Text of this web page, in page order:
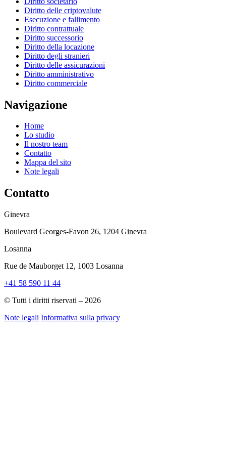
Diritto delle criptovalute
Esecuzione e fallimento
Diritto contrattuale
Diritto successorio
Diritto della locazione
Diritto degli stranieri
Diritto delle assicurazioni
Diritto amministrativo
Diritto commerciale
Navigazione
Home
Lo studio
Il nostro team
Contatto
Mappa del sito
Note legali
Contatto
Ginevra
Boulevard Georges-Favon 26, 1204 Ginevra
Losanna
Rue de Mauborget 12, 1003 Losanna
+41 58 590 11 44
© Tutti i diritti riservati – 2026
Note legali Informativa sulla privacy